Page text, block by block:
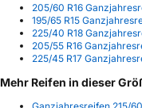
205/60 R16
195/65 R15
225/40 R18
205/55 R16
225/45 R17
Mehr Reifen in dieser